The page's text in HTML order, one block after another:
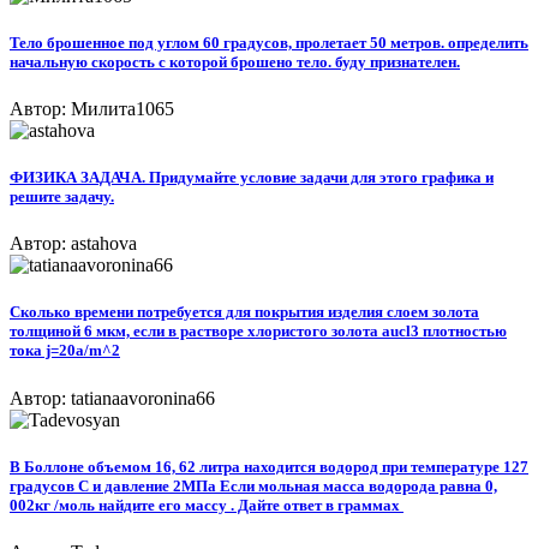
Тело брошенное под углом 60 градусов, пролетает 50 метров. определить
начальную скорость с которой брошено тело. буду признателен.
Автор: Милита1065
ФИЗИКА ЗАДАЧА. Придумайте условие задачи для этого графика и
решите задачу.
Автор: astahova
Сколько времени потребуется для покрытия изделия слоем золота
толщиной 6 мкм, если в растворе хлористого золота aucl3 плотностью
тока j=20a/m^2
Автор: tatianaavoronina66
В Боллоне объемом 16, 62 литра находится водород при температуре 127
градусов С и давление 2МПа Если мольная масса водорода равна 0,
002кг /моль найдите его массу . Дайте ответ в граммах ​